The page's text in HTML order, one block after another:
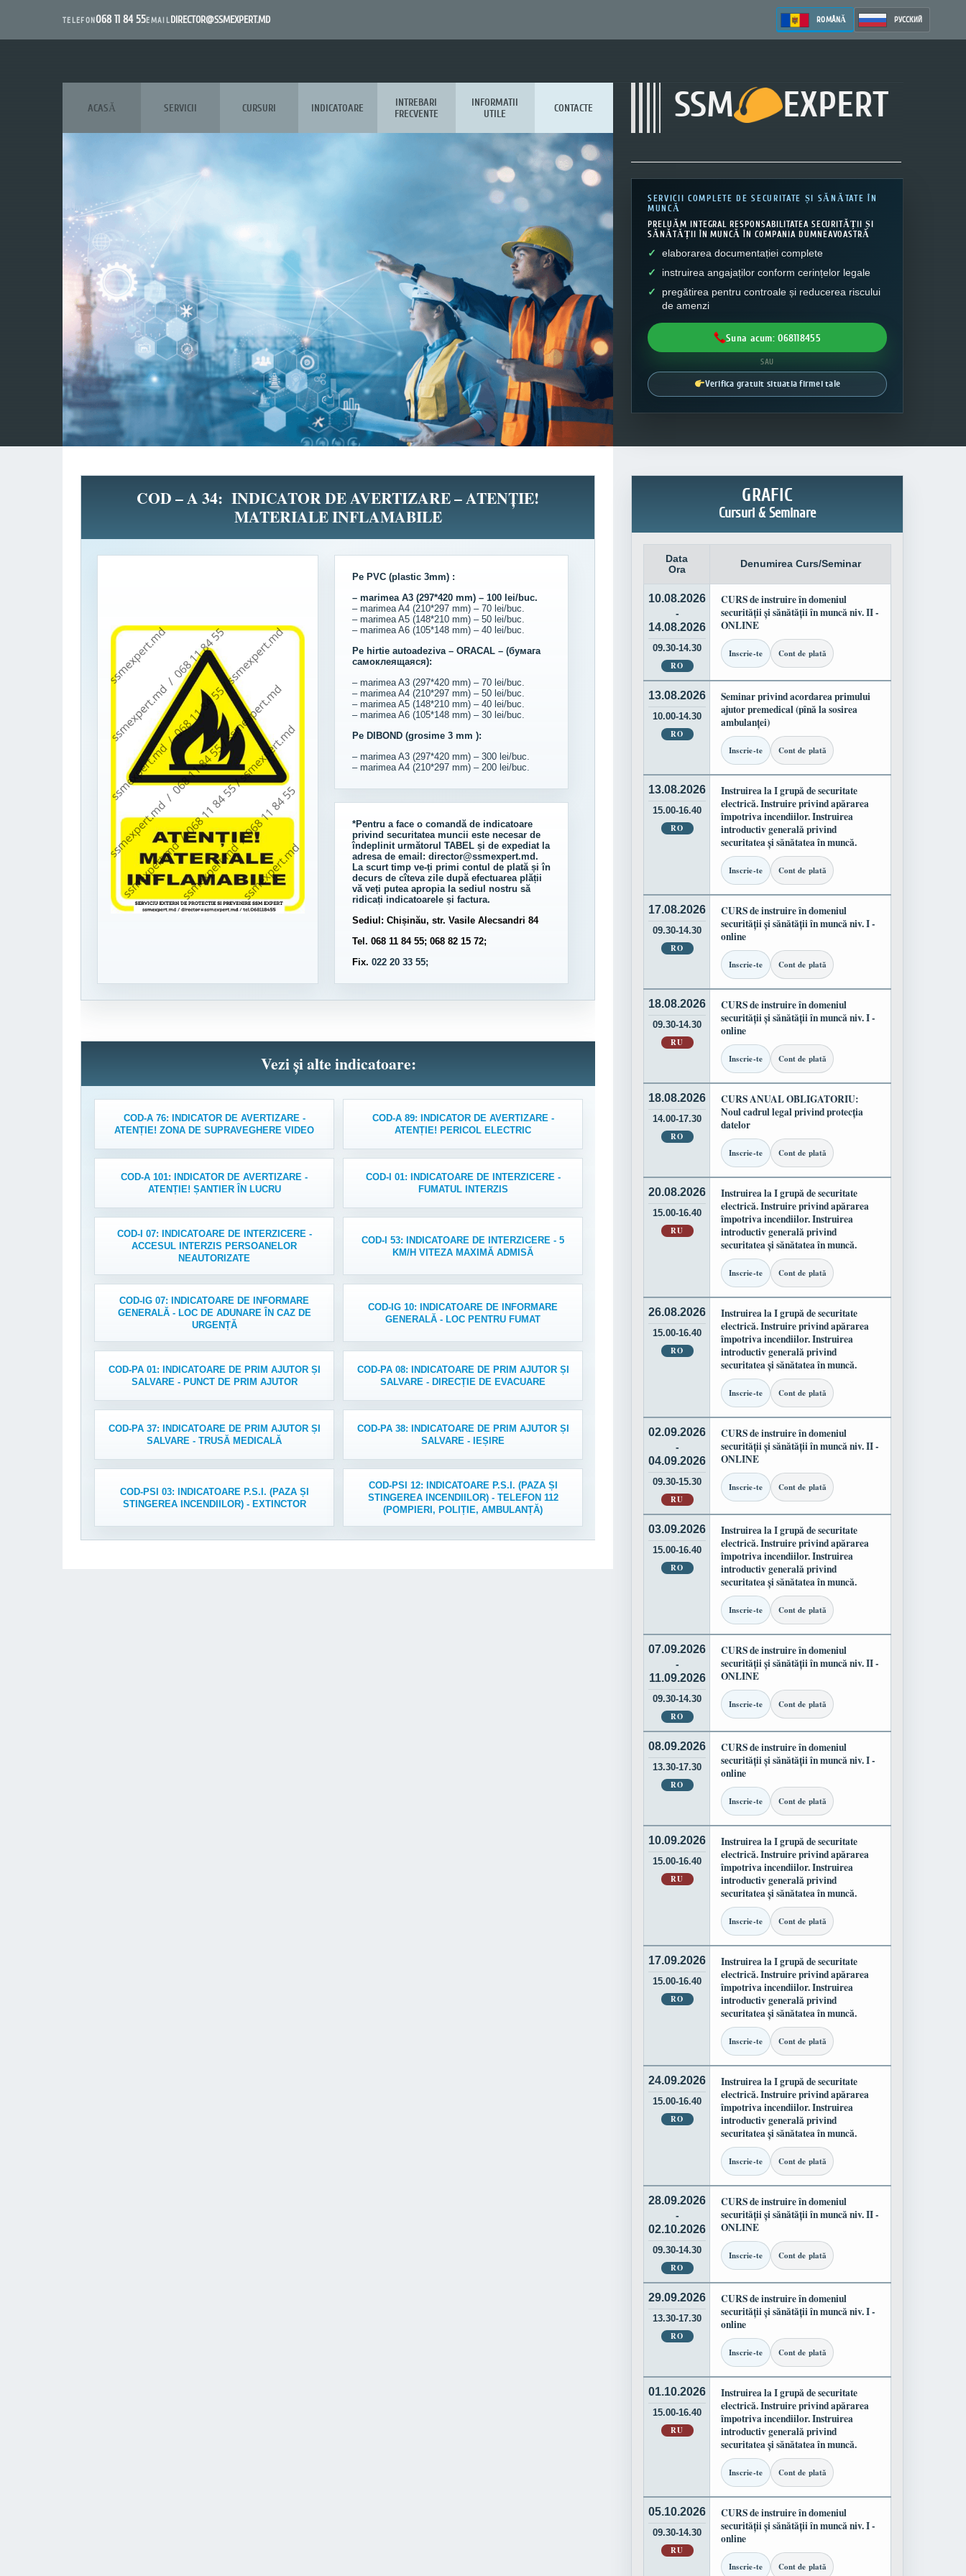
TELEFON068 11 84 55EMAILDIRECTOR@SSMEXPERT.MD ROMÂNĂ РУССКИЙ
SSM EXPERT
ACASĂ SERVICII CURSURI INDICATOARE
INTREBARI
FRECVENTE
INFORMATII
UTILE
CONTACTE
SERVICII COMPLETE DE SECURITATE ȘI SĂNĂTATE ÎN
MUNCĂ
PRELUĂM INTEGRAL RESPONSABILITATEA SECURITĂȚII ȘI
SĂNĂTĂȚII ÎN MUNCĂ ÎN COMPANIA DUMNEAVOASTRĂ
elaborarea documentației complete
instruirea angajaților conform cerințelor legale
pregătirea pentru controale și reducerea riscului
de amenzi
Suna acum: 068118455
SAU
Verifica gratuit situatia firmei tale
COD – A 34: INDICATOR DE AVERTIZARE – ATENȚIE!
MATERIALE INFLAMABILE
Pe PVC (plastic 3mm) :
– marimea A3 (297*420 mm) – 100 lei/buc.
– marimea A4 (210*297 mm) – 70 lei/buc.
– marimea A5 (148*210 mm) – 50 lei/buc.
– marimea A6 (105*148 mm) – 40 lei/buc.
Pe hirtie autoadeziva – ORACAL – (бумага
самоклеящаяся):
– marimea A3 (297*420 mm) – 70 lei/buc.
– marimea A4 (210*297 mm) – 50 lei/buc.
– marimea A5 (148*210 mm) – 40 lei/buc.
– marimea A6 (105*148 mm) – 30 lei/buc.
Pe DIBOND (grosime 3 mm ):
– marimea A3 (297*420 mm) – 300 lei/buc.
– marimea A4 (210*297 mm) – 200 lei/buc.
*Pentru a face o comandă de indicatoare
privind securitatea muncii este necesar de
îndeplinit următorul TABELși de expediat la
adresa de email: director@ssmexpert.md.
La scurt timp ve-ți primi contul de plată și în
decurs de cîteva zile după efectuarea plății
vă veți putea apropia la sediul nostru să
ridicați indicatoarele și factura.
Sediul: Chișinău, str. Vasile Alecsandri 84
Tel. 068 11 84 55; 068 82 15 72;
Fix. 022 20 33 55;
Vezi și alte indicatoare:
COD-A 76: INDICATOR DE AVERTIZARE -
ATENȚIE! ZONA DE SUPRAVEGHERE VIDEO
COD-A 89: INDICATOR DE AVERTIZARE -
ATENȚIE! PERICOL ELECTRIC
COD-A 101: INDICATOR DE AVERTIZARE -
ATENȚIE! ȘANTIER ÎN LUCRU
COD-I 01: INDICATOARE DE INTERZICERE -
FUMATUL INTERZIS
COD-I 07: INDICATOARE DE INTERZICERE -
ACCESUL INTERZIS PERSOANELOR
NEAUTORIZATE
COD-I 53: INDICATOARE DE INTERZICERE - 5
KM/H VITEZA MAXIMĂ ADMISĂ
COD-IG 07: INDICATOARE DE INFORMARE
GENERALĂ - LOC DE ADUNARE ÎN CAZ DE
URGENȚĂ
COD-IG 10: INDICATOARE DE INFORMARE
GENERALĂ - LOC PENTRU FUMAT
COD-PA 01: INDICATOARE DE PRIM AJUTOR ȘI
SALVARE - PUNCT DE PRIM AJUTOR
COD-PA 08: INDICATOARE DE PRIM AJUTOR ȘI
SALVARE - DIRECȚIE DE EVACUARE
COD-PA 37: INDICATOARE DE PRIM AJUTOR ȘI
SALVARE - TRUSĂ MEDICALĂ
COD-PA 38: INDICATOARE DE PRIM AJUTOR ȘI
SALVARE - IEȘIRE
COD-PSI 03: INDICATOARE P.S.I. (PAZA ȘI
STINGEREA INCENDIILOR) - EXTINCTOR
COD-PSI 12: INDICATOARE P.S.I. (PAZA ȘI
STINGEREA INCENDIILOR) - TELEFON 112
(POMPIERI, POLIȚIE, AMBULANȚĂ)
GRAFIC
Cursuri & Seminare
Data
Ora
Denumirea Curs/Seminar
10.08.2026
-
14.08.2026
09.30-14.30
RO
CURS de instruire în domeniul
securității și sănătății în muncă niv. II -
ONLINE
Inscrie-te Cont de plată
13.08.2026
10.00-14.30
RO
Seminar privind acordarea primului
ajutor premedical (pînă la sosirea
ambulanței)
Inscrie-te Cont de plată
13.08.2026
15.00-16.40
RO
Instruirea la I grupă de securitate
electrică. Instruire privind apărarea
împotriva incendiilor. Instruirea
introductiv generală privind
securitatea și sănătatea în muncă.
Inscrie-te Cont de plată
17.08.2026
09.30-14.30
RO
CURS de instruire în domeniul
securității și sănătății în muncă niv. I -
online
Inscrie-te Cont de plată
18.08.2026
09.30-14.30
RU
CURS de instruire în domeniul
securității și sănătății în muncă niv. I -
online
Inscrie-te Cont de plată
18.08.2026
14.00-17.30
RO
CURS ANUAL OBLIGATORIU:
Noul cadrul legal privind protecția
datelor
Inscrie-te Cont de plată
20.08.2026
15.00-16.40
RU
Instruirea la I grupă de securitate
electrică. Instruire privind apărarea
împotriva incendiilor. Instruirea
introductiv generală privind
securitatea și sănătatea în muncă.
Inscrie-te Cont de plată
26.08.2026
15.00-16.40
RO
Instruirea la I grupă de securitate
electrică. Instruire privind apărarea
împotriva incendiilor. Instruirea
introductiv generală privind
securitatea și sănătatea în muncă.
Inscrie-te Cont de plată
02.09.2026
-
04.09.2026
09.30-15.30
RU
CURS de instruire în domeniul
securității și sănătății în muncă niv. II -
ONLINE
Inscrie-te Cont de plată
03.09.2026
15.00-16.40
RO
Instruirea la I grupă de securitate
electrică. Instruire privind apărarea
împotriva incendiilor. Instruirea
introductiv generală privind
securitatea și sănătatea în muncă.
Inscrie-te Cont de plată
07.09.2026
-
11.09.2026
09.30-14.30
RO
CURS de instruire în domeniul
securității și sănătății în muncă niv. II -
ONLINE
Inscrie-te Cont de plată
08.09.2026
13.30-17.30
RO
CURS de instruire în domeniul
securității și sănătății în muncă niv. I -
online
Inscrie-te Cont de plată
10.09.2026
15.00-16.40
RU
Instruirea la I grupă de securitate
electrică. Instruire privind apărarea
împotriva incendiilor. Instruirea
introductiv generală privind
securitatea și sănătatea în muncă.
Inscrie-te Cont de plată
17.09.2026
15.00-16.40
RO
Instruirea la I grupă de securitate
electrică. Instruire privind apărarea
împotriva incendiilor. Instruirea
introductiv generală privind
securitatea și sănătatea în muncă.
Inscrie-te Cont de plată
24.09.2026
15.00-16.40
RO
Instruirea la I grupă de securitate
electrică. Instruire privind apărarea
împotriva incendiilor. Instruirea
introductiv generală privind
securitatea și sănătatea în muncă.
Inscrie-te Cont de plată
28.09.2026
-
02.10.2026
09.30-14.30
RO
CURS de instruire în domeniul
securității și sănătății în muncă niv. II -
ONLINE
Inscrie-te Cont de plată
29.09.2026
13.30-17.30
RO
CURS de instruire în domeniul
securității și sănătății în muncă niv. I -
online
Inscrie-te Cont de plată
01.10.2026
15.00-16.40
RU
Instruirea la I grupă de securitate
electrică. Instruire privind apărarea
împotriva incendiilor. Instruirea
introductiv generală privind
securitatea și sănătatea în muncă.
Inscrie-te Cont de plată
05.10.2026
09.30-14.30
RU
CURS de instruire în domeniul
securității și sănătății în muncă niv. I -
online
Inscrie-te Cont de plată